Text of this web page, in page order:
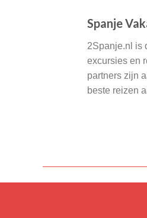
Spanje
2Spanje.nl is
excursies en
partners zijn
beste reizen